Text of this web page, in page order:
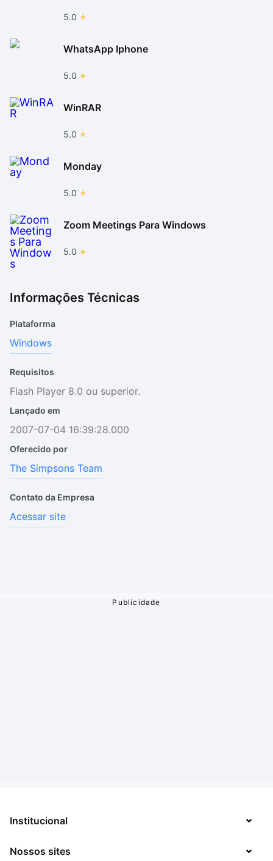
5.0
WhatsApp Iphone
5.0
WinRAR
5.0
Monday
5.0
Zoom Meetings Para Windows
5.0
Informações Técnicas
Plataforma
Windows
Requisitos
Flash Player 8.0 ou superior.
Lançado em
2007-07-04 16:39:28.000
Oferecido por
The Simpsons Team
Contato da Empresa
Acessar site
Institucional
Sobre
Nossos sites